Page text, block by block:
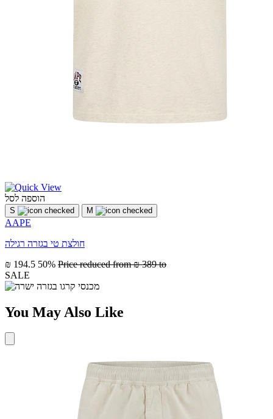
הוספה לסל
S M
AAPE
חולצת טי בגזרה רגילה
₪ 194.5 50% Price reduced from₪ 389 to
SALE
You May Also Like